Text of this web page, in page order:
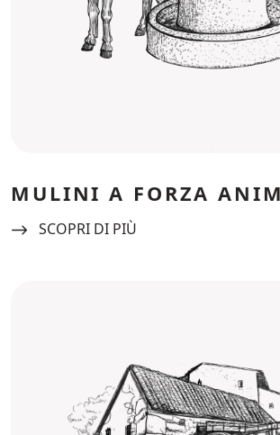
MULINI A FORZA
Navigate to:
SCOPRI DI PIÙ